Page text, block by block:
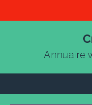
Annuaire